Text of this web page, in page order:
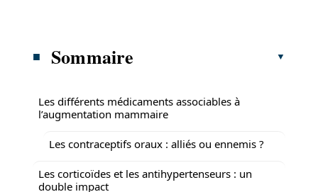
Sommaire
Les différents médicaments associables à
l’augmentation mammaire
Les contraceptifs oraux : alliés ou ennemis ?
Les corticoïdes et les antihypertenseurs : un
double impact